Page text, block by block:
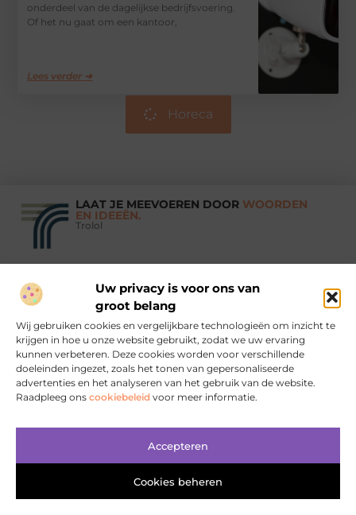
Uw privacy is voor ons van
groot belang
Wij gebruiken cookies en vergelijkbare technologieën om inzicht te
krijgen in hoe u onze website gebruikt, zodat we uw ervaring
kunnen verbeteren. Deze cookies worden voor verschillende
doeleinden ingezet, zoals het tonen van gepersonaliseerde
advertenties en het analyseren van het gebruik van de website.
Raadpleeg ons cookiebeleid voor meer informatie.
Accepteren
Cookies beheren
onderdeel van de dagelijkse bedrijfsvoering.
Of het nu gaat om een kantoor,
Lees verder ➜
Horeca
LAAT JE MEEVOEREN DOOR WOORDEN
EN IDEEËN.
Trolol
Vind Ons Hier :
Beroemdheden Uit de Media Partners Over ons
Contact Aanmelden Website index Cookiebeleid (EU)
Geld verdienen met je website: zo bouw je aan online inkomsten